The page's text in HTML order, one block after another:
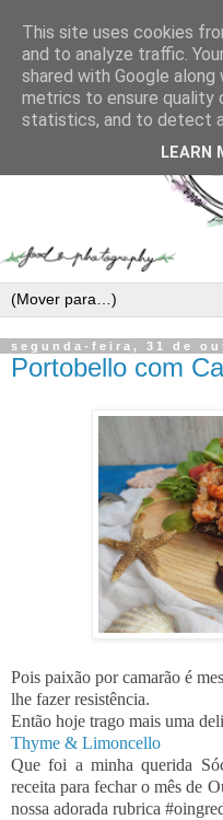
segunda-feira, 31 de
Portobello com
Pois paixão por camarão é
lhe fazer resistência.
Então hoje trago mais uma
Thyme & Limoncello
Que foi a minha querida
receita para fechar o mês de
nossa adorada rubrica
This site uses cookies
and to analyze traffic.
shared with Google
metrics to ensure quality
statistics, and to detect
LEARN